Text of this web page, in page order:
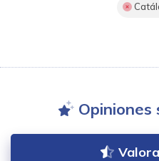
Opiniones